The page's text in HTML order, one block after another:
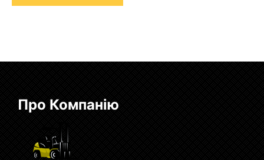
Про Компанію